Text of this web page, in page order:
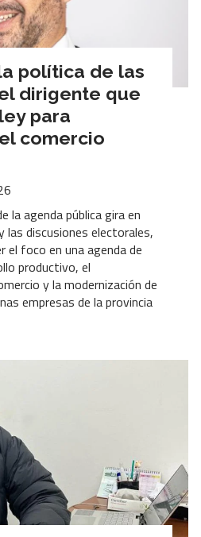
política de las
dirigente que
para
comercio
la agenda pública gira en
las discusiones electorales,
el foco en una agenda de
productivo, el
y la modernización de
empresas de la provincia